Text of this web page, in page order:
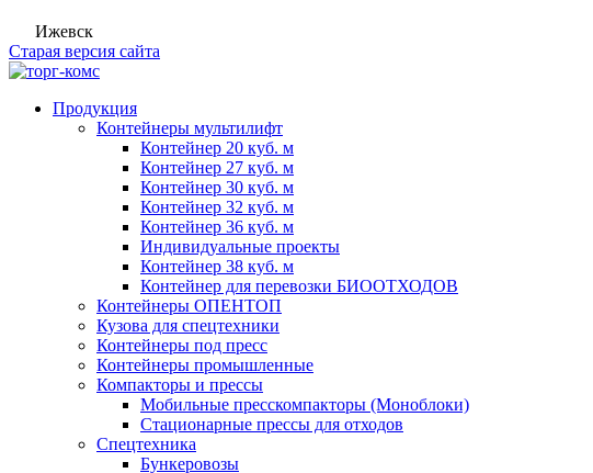
Ижевск
Старая версия сайта
Продукция
Контейнеры мультилифт
Контейнер 20 куб. м
Контейнер 27 куб. м
Контейнер 30 куб. м
Контейнер 32 куб. м
Контейнер 36 куб. м
Индивидуальные проекты
Контейнер 38 куб. м
Контейнер для перевозки БИООТХОДОВ
Контейнеры ОПЕНТОП
Кузова для спецтехники
Контейнеры под пресс
Контейнеры промышленные
Компакторы и прессы
Мобильные пресскомпакторы (Моноблоки)
Стационарные прессы для отходов
Спецтехника
Бункеровозы